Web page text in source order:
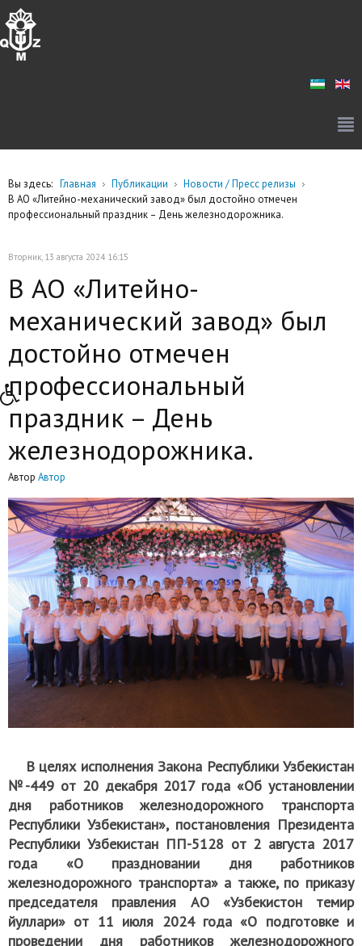
Вы здесь: Главная Публикации
Новости / Пресс релизы
В АО «Литейно-механический завод» был достойно отмечен
профессиональный праздник – День железнодорожника.
Вторник, 13 августа 2024 16:15
В АО «Литейно-
механический завод» был
достойно отмечен
профессиональный
праздник – День
железнодорожника.
Автор Автор
В целях исполнения Закона Республики Узбекистан
№-449 от 20 декабря 2017 года «Об установлении
дня работников железнодорожного транспорта
Республики Узбекистан», постановления Президента
Республики Узбекистан ПП-5128 от 2 августа 2017
года «О праздновании дня работников
железнодорожного транспорта» а также, по приказу
председателя правления АО «Узбекистон темир
йуллари» от 11 июля 2024 года «О подготовке и
проведении дня работников железнодорожного